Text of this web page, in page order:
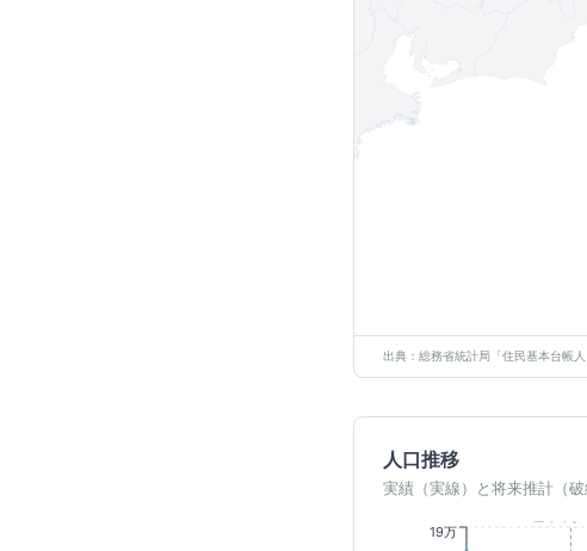
出典：総務省統計局「住民基本台帳
人口推移
実績（実線）と将来推計（破
19万